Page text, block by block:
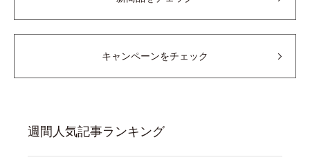
キャンペーンをチェック
週間人気記事ランキング